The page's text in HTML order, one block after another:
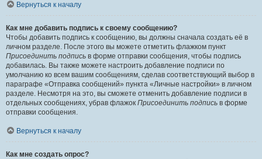
Вернуться к началу
Как мне добавить подпись к своему сообщению?
Чтобы добавить подпись к сообщению, вы должны сначала создать её в
личном разделе. После этого вы можете отметить флажком пункт
Присоединить подпись в форме отправки сообщения, чтобы подпись
добавилась. Вы также можете настроить добавление подписи по
умолчанию ко всем вашим сообщениям, сделав соответствующий выбор в
параграфе «Отправка сообщений» пункта «Личные настройки» в личном
разделе. Несмотря на это, вы сможете отменить добавление подписи в
отдельных сообщениях, убрав флажок Присоединить подпись в форме
отправки сообщения.
Вернуться к началу
Как мне создать опрос?